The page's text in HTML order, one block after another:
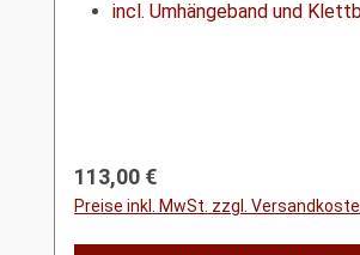
incl. Umhängeband und
Regulärer Preis:
113,00 €
Preise inkl. MwSt. zzgl.